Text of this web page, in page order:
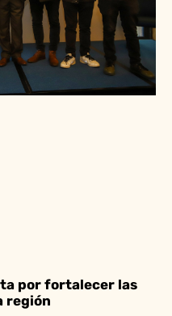
por fortalecer las
región